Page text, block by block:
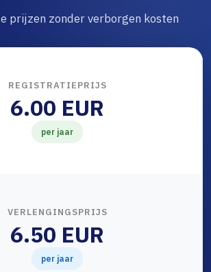
prijzen zonder verborgen kosten
REGISTRATIEPRIJS
6.00 EUR
per jaar
VERLENGINGSPRIJS
6.50 EUR
per jaar